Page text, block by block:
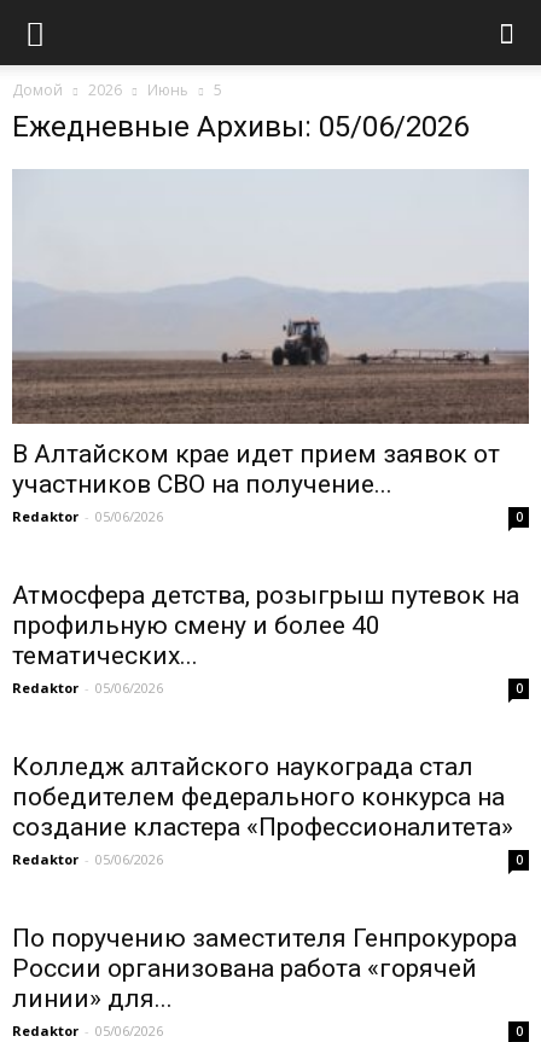
Домой 2026 Июнь 5
Ежедневные Архивы: 05/06/2026
В Алтайском крае идет прием заявок от
участников СВО на получение...
Redaktor - 05/06/2026 0
Атмосфера детства, розыгрыш путевок на
профильную смену и более 40
тематических...
Redaktor - 05/06/2026 0
Колледж алтайского наукограда стал
победителем федерального конкурса на
создание кластера «Профессионалитета»
Redaktor - 05/06/2026 0
По поручению заместителя Генпрокурора
России организована работа «горячей
линии» для...
Redaktor - 05/06/2026 0